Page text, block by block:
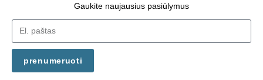
Gaukite naujausius pasiūlymus
prenumeruoti